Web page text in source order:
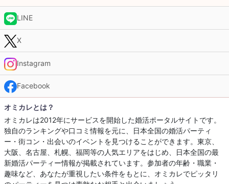
LINE
X
Instagram
Facebook
オミカレとは？
オミカレは2012年にサービスを開始した婚活ポータルサイトです。
独自のランキングや口コミ情報を元に、日本全国の婚活パーティ
ー・街コン・出会いのイベントを見つけることができます。東京、
大阪、名古屋、札幌、福岡等の人気エリアをはじめ、日本全国の最
新婚活パーティー情報が掲載されています。参加者の年齢・職業・
趣味など、あなたが重視したい条件をもとに、オミカレでピッタリ